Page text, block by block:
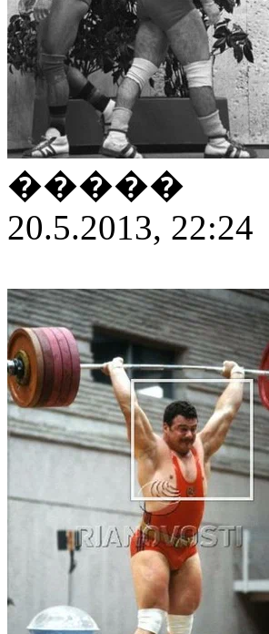
�����
20.5.2013, 22:24